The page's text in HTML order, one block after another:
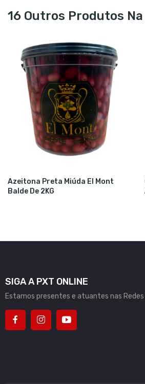
16 Outros Produtos
Azeitona Preta Miúda El Mont
Balde De 2KG
SIGA A PXT ONLINE
Estamos presentes e atuantes nas Redes